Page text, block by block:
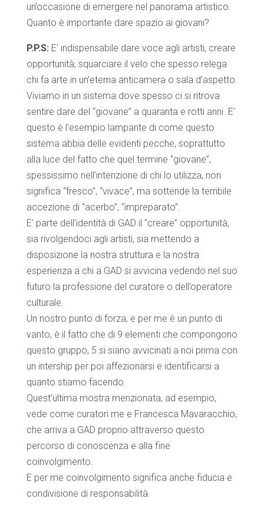
un’occasione di emergere nel panorama artistico.
Quanto è importante dare spazio ai giovani?
P.P.S: E’ indispensabile dare voce agli artisti, creare
opportunità, squarciare il velo che spesso relega
chi fa arte in un’eterna anticamera o sala d’aspetto.
Viviamo in un sistema dove spesso ci si ritrova
sentire dare del “giovane” a quaranta e rotti anni. E’
questo è l’esempio lampante di come questo
sistema abbia delle evidenti pecche, soprattutto
alla luce del fatto che quel termine “giovane”,
spessissimo nell’intenzione di chi lo utilizza, non
significa “fresco”, “vivace”, ma sottende la terribile
accezione di “acerbo”, “impreparato”.
E’ parte dell’identità di GAD il “creare” opportunità,
sia rivolgendoci agli artisti, sia mettendo a
disposizione la nostra struttura e la nostra
esperienza a chi a GAD si avvicina vedendo nel suo
futuro la professione del curatore o dell’operatore
culturale.
Un nostro punto di forza, e per me è un punto di
vanto, è il fatto che di 9 elementi che compongono
questo gruppo, 5 si siano avvicinati a noi prima con
un intership per poi affezionarsi e identificarsi a
quanto stiamo facendo.
Quest’ultima mostra menzionata, ad esempio,
vede come curatori me e Francesca Mavaracchio,
che arriva a GAD proprio attraverso questo
percorso di conoscenza e alla fine
coinvolgimento.
E per me coinvolgimento significa anche fiducia e
condivisione di responsabilità.